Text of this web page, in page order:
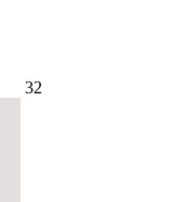
32